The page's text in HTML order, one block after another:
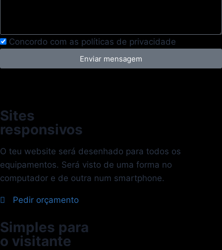
Concordo com as políticas de privacidade
Enviar mensagem
Sites
responsivos
O teu website será desenhado para todos os
equipamentos. Será visto de uma forma no
computador e de outra num smartphone.
Pedir orçamento
Simples para
o visitante